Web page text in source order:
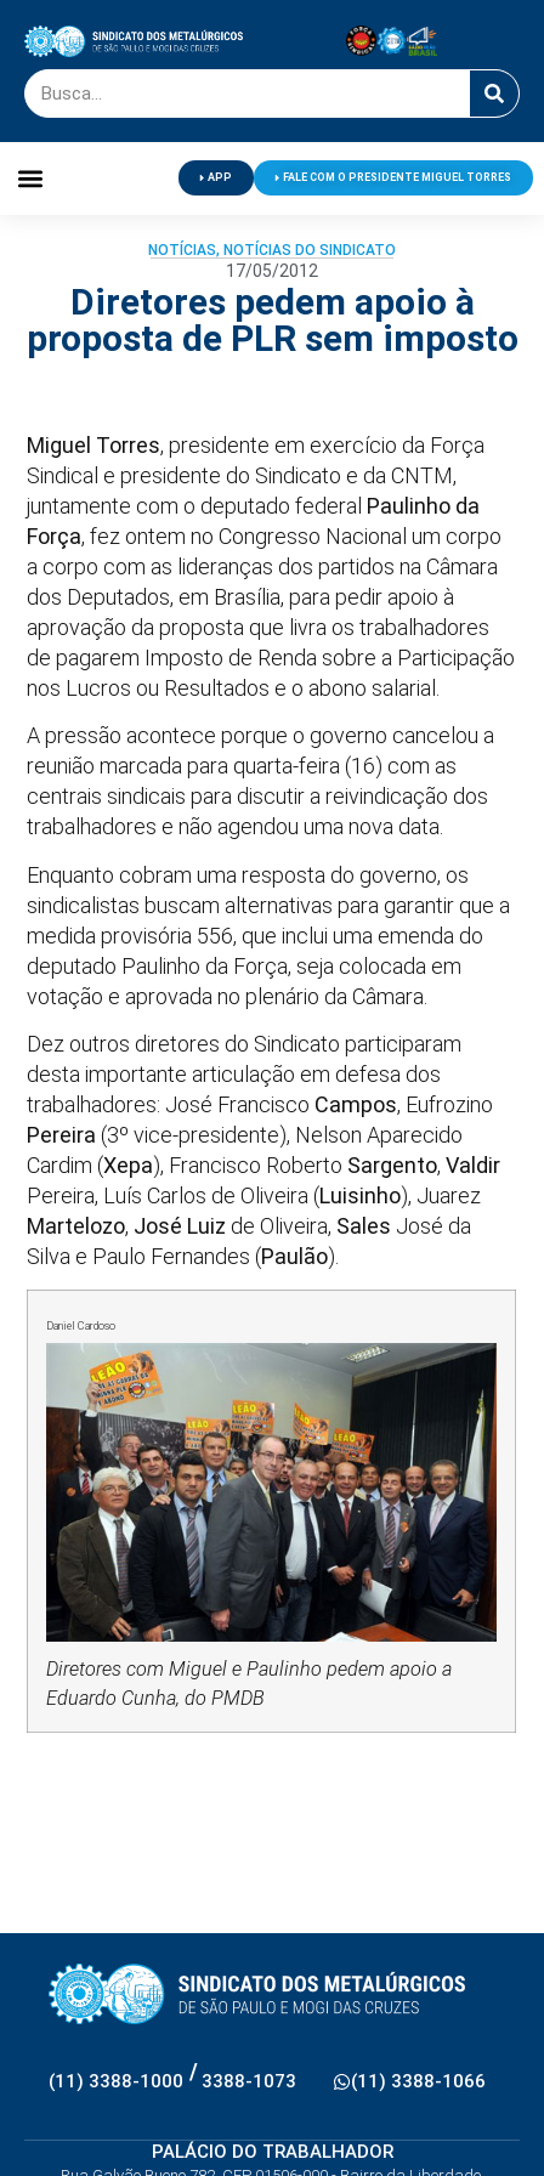
APP FALE COM O PRESIDENTE MIGUEL TORRES
NOTÍCIAS, NOTÍCIAS DO SINDICATO
17/05/2012
Diretores pedem apoio à
proposta de PLR sem imposto
Miguel Torres, presidente em exercício da Força
Sindical e presidente do Sindicato e da CNTM,
juntamente com o deputado federal Paulinho da
Força, fez ontem no Congresso Nacional um corpo
a corpo com as lideranças dos partidos na Câmara
dos Deputados, em Brasília, para pedir apoio à
aprovação da proposta que livra os trabalhadores
de pagarem Imposto de Renda sobre a Participação
nos Lucros ou Resultados e o abono salarial.
A pressão acontece porque o governo cancelou a
reunião marcada para quarta-feira (16) com as
centrais sindicais para discutir a reivindicação dos
trabalhadores e não agendou uma nova data.
Enquanto cobram uma resposta do governo, os
sindicalistas buscam alternativas para garantir que a
medida provisória 556, que inclui uma emenda do
deputado Paulinho da Força, seja colocada em
votação e aprovada no plenário da Câmara.
Dez outros diretores do Sindicato participaram
desta importante articulação em defesa dos
trabalhadores: José Francisco Campos, Eufrozino
Pereira (3º vice-presidente), Nelson Aparecido
Cardim (Xepa), Francisco Roberto Sargento,Valdir
Pereira, Luís Carlos de Oliveira (Luisinho), Juarez
Martelozo, José Luiz de Oliveira, Sales José da
Silva e Paulo Fernandes (Paulão).
Daniel Cardoso
Diretores com Miguel e Paulinho pedem apoio a
Eduardo Cunha, do PMDB
(11) 3388-1000 / 3388-1073 (11) 3388-1066
PALÁCIO DO TRABALHADOR